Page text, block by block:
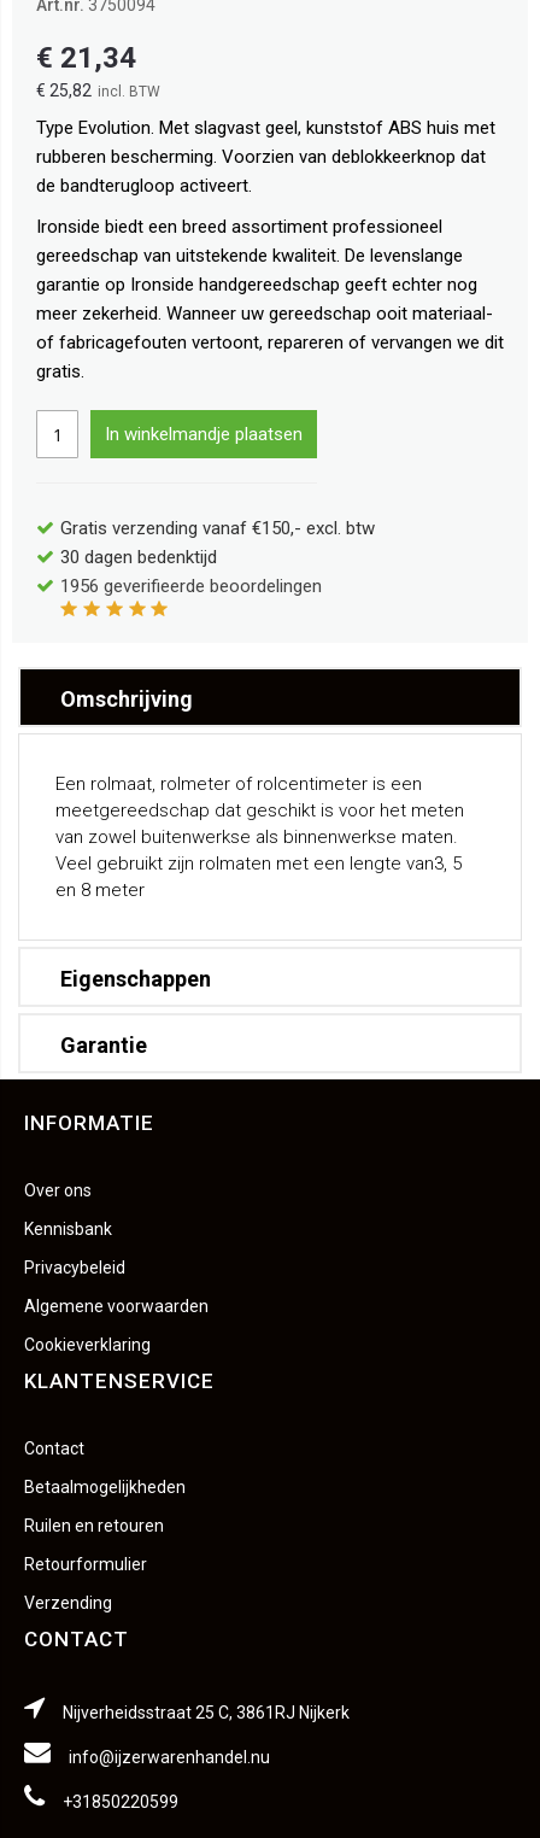
Art.nr. 3750094
€ 25,82
€ 21,34
Type Evolution. Met slagvast geel, kunststof ABS huis met
rubberen bescherming. Voorzien van deblokkeerknop dat
de bandterugloop activeert.
Ironside biedt een breed assortiment professioneel
gereedschap van uitstekende kwaliteit. De levenslange
garantie op Ironside handgereedschap geeft echter nog
meer zekerheid. Wanneer uw gereedschap ooit materiaal-
of fabricagefouten vertoont, repareren of vervangen we dit
gratis.
In winkelmandje plaatsen
Gratis verzending vanaf €150,- excl. btw
30 dagen bedenktijd
1956 geverifieerde beoordelingen
Omschrijving
Een rolmaat, rolmeter of rolcentimeter is een
meetgereedschap dat geschikt is voor het meten
van zowel buitenwerkse als binnenwerkse maten.
Veel gebruikt zijn rolmaten met een lengte van3, 5
en 8 meter
Eigenschappen
Garantie
INFORMATIE
Over ons
Kennisbank
Privacybeleid
Algemene voorwaarden
Cookieverklaring
KLANTENSERVICE
Contact
Betaalmogelijkheden
Ruilen en retouren
Retourformulier
Verzending
CONTACT
Nijverheidsstraat 25 C, 3861RJ Nijkerk
info@ijzerwarenhandel.nu
+31850220599